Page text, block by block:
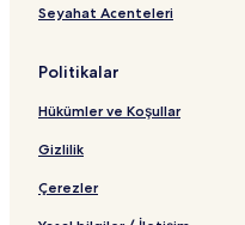
Seyahat Acenteleri
Politikalar
Hükümler ve Koşullar
Gizlilik
Çerezler